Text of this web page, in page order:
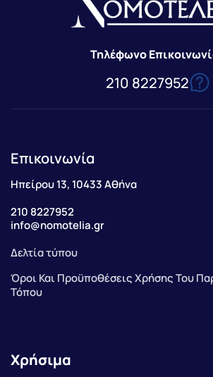
Τηλέφωνο
210 8227952
Επικοινωνία
Ηπείρου 13, 10433 Αθήνα
210 8227952
info@nomotelia.gr
Δελτία τύπου
Όροι Και Προϋποθέσεις Χρήσης Του
Τόπου
Χρήσιμα